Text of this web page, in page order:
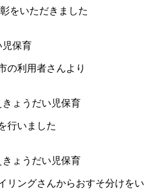
をいただきました
児保育
の利用者さんより
きょうだい児保育
行いました
きょうだい児保育
リングさんからおすそ分けをい